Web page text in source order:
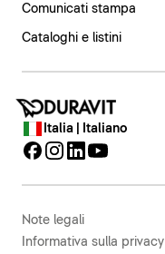
Comunicati stampa
Cataloghi e listini
Italia | Italiano
Note legali
Informativa sulla privacy